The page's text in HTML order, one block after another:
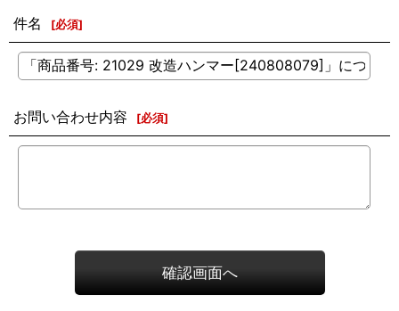
件名 [必須]
お問い合わせ内容 [必須]
確認画面へ